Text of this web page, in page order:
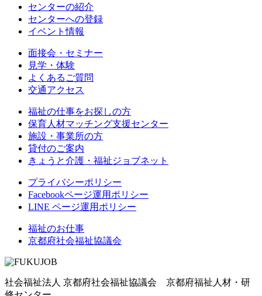
センターの紹介
センターへの登録
イベント情報
面接会・セミナー
見学・体験
よくあるご質問
交通アクセス
福祉の仕事をお探しの方
保育人材マッチング支援センター
施設・事業所の方
貸付のご案内
きょうと介護・福祉ジョブネット
プライバシーポリシー
Facebookページ運用ポリシー
LINE ページ運用ポリシー
福祉のお仕事
京都府社会福祉協議会
社会福祉法人 京都府社会福祉協議会 京都府福祉人材・研